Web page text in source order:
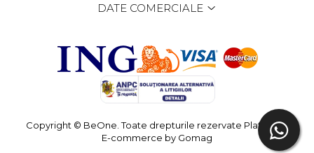
DATE COMERCIALE
Copyright © BeOne. Toate drepturile rezervate Platforma
E-commerce by Gomag